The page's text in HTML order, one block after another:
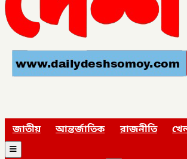
জাতীয় আন্তর্জাতিক রাজনীতি